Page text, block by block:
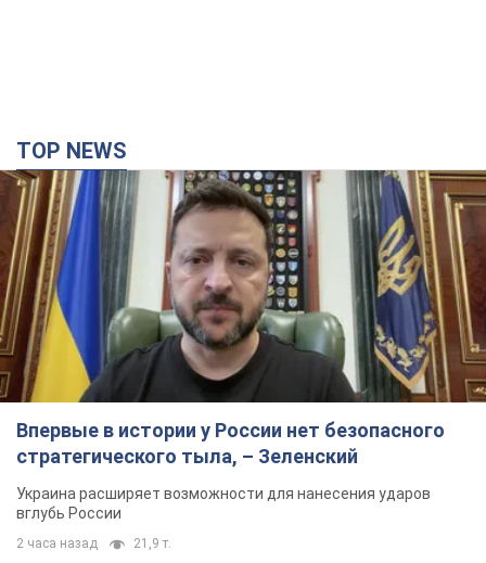
TOP NEWS
Впервые в истории у России нет безопасного
стратегического тыла, – Зеленский
Украина расширяет возможности для нанесения ударов
вглубь России
2 часа назад 21,9 т.